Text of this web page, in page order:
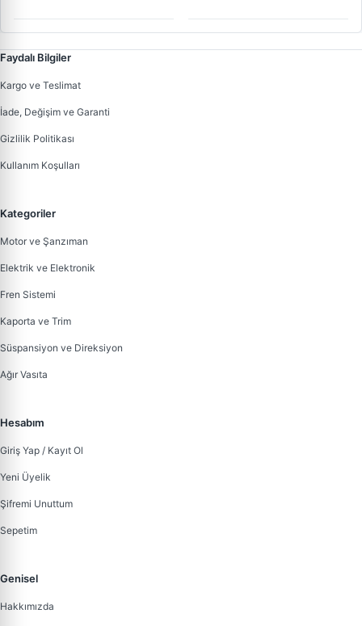
Faydalı Bilgiler
Kargo ve Teslimat
İade, Değişim ve Garanti
Gizlilik Politikası
Kullanım Koşulları
Kategoriler
Motor ve Şanzıman
Elektrik ve Elektronik
Fren Sistemi
Kaporta ve Trim
Süspansiyon ve Direksiyon
Ağır Vasıta
Hesabım
Giriş Yap / Kayıt Ol
Yeni Üyelik
Şifremi Unuttum
Sepetim
Genisel
Hakkımızda